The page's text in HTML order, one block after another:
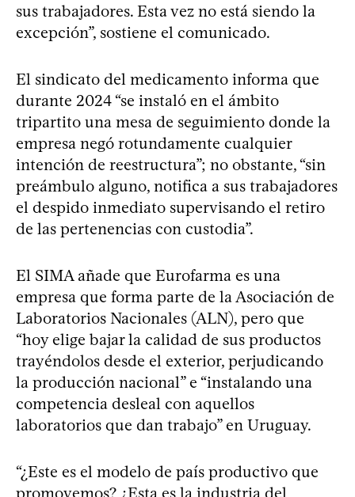
sus trabajadores. Esta vez no está siendo la
excepción”, sostiene el comunicado.
El sindicato del medicamento informa que
durante 2024 “se instaló en el ámbito
tripartito una mesa de seguimiento donde la
empresa negó rotundamente cualquier
intención de reestructura”; no obstante, “sin
preámbulo alguno, notifica a sus trabajadores
el despido inmediato supervisando el retiro
de las pertenencias con custodia”.
El SIMA añade que Eurofarma es una
empresa que forma parte de la Asociación de
Laboratorios Nacionales (ALN), pero que
“hoy elige bajar la calidad de sus productos
trayéndolos desde el exterior, perjudicando
la producción nacional” e “instalando una
competencia desleal con aquellos
laboratorios que dan trabajo” en Uruguay.
“¿Este es el modelo de país productivo que
promovemos? ¿Esta es la industria del